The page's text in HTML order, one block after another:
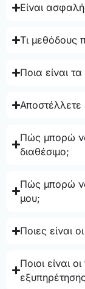
Είναι
Τι μεθόδους
Ποια είναι
Αποστέλλετε
Πώς μπορώ
διαθέσιμο;
Πώς μπορώ
μου;
Ποιες είναι
Ποιοι είναι